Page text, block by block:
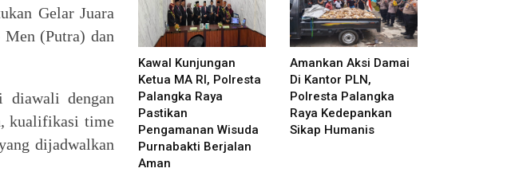
Gelar Juara
(Putra) dan
diawali dengan
kualifikasi time
dijadwalkan
Kawal Kunjungan
Ketua MA RI, Polresta
Palangka Raya
Pastikan
Pengamanan Wisuda
Purnabakti Berjalan
Aman
Amankan Aksi Damai
Di Kantor PLN,
Polresta Palangka
Raya Kedepankan
Sikap Humanis